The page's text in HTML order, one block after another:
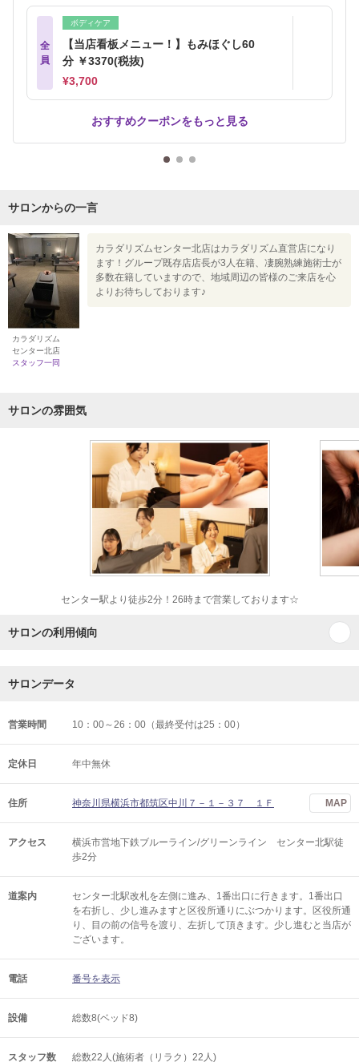
全
員
ボディケア
【当店看板メニュー！】もみほぐし60
分 ￥3370(税抜)
¥3,700
おすすめクーポンをもっと見る
サロンからの一言
カラダリズム
センター北店
スタッフ一同
カラダリズムセンター北店はカラダリズム直営店になり
ます！グループ既存店店長が3人在籍、凄腕熟練施術士が
多数在籍していますので、地域周辺の皆様のご来店を心
よりお待ちしております♪
サロンの雰囲気
センター駅より徒歩2分！26時まで営業しております☆
サロンの利用傾向
サロンデータ
営業時間 10：00～26：00（最終受付は25：00）
定休日 年中無休
住所 神奈川県横浜市都筑区中川７－１－３７ １Ｆ MAP
アクセス
横浜市営地下鉄ブルーライン/グリーンライン センター北駅徒
歩2分
道案内
センター北駅改札を左側に進み、1番出口に行きます。1番出口
を右折し、少し進みますと区役所通りにぶつかります。区役所通
り、目の前の信号を渡り、左折して頂きます。少し進むと当店が
ございます。
電話 番号を表示
設備 総数8(ベッド8)
スタッフ数 総数22人(施術者（リラク）22人)